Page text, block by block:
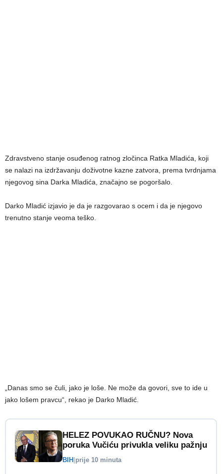
Zdravstveno stanje osuđenog ratnog zločinca Ratka Mladića, koji
se nalazi na izdržavanju doživotne kazne zatvora, prema tvrdnjama
njegovog sina Darka Mladića, značajno se pogoršalo.
Darko Mladić izjavio je da je razgovarao s ocem i da je njegovo
trenutno stanje veoma teško.
„Danas smo se čuli, jako je loše. Ne može da govori, sve to ide u
jako lošem pravcu“, rekao je Darko Mladić.
HELEZ POVUKAO RUČNU? Nova
poruka Vučiću privukla veliku pažnju
BIH prije 10 minuta